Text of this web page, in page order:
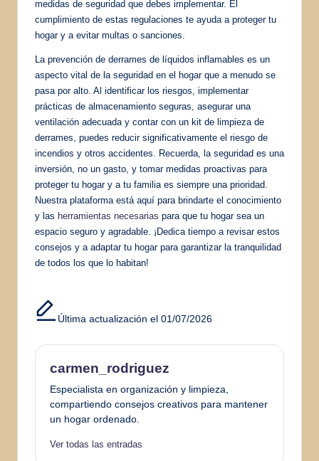
medidas de seguridad que debes implementar. El
cumplimiento de estas regulaciones te ayuda a proteger tu
hogar y a evitar multas o sanciones.
La prevención de derrames de líquidos inflamables es un
aspecto vital de la seguridad en el hogar que a menudo se
pasa por alto. Al identificar los riesgos, implementar
prácticas de almacenamiento seguras, asegurar una
ventilación adecuada y contar con un kit de limpieza de
derrames, puedes reducir significativamente el riesgo de
incendios y otros accidentes. Recuerda, la seguridad es una
inversión, no un gasto, y tomar medidas proactivas para
proteger tu hogar y a tu familia es siempre una prioridad.
Nuestra plataforma está aquí para brindarte el conocimiento
y las herramientas necesarias para que tu hogar sea un
espacio seguro y agradable. ¡Dedica tiempo a revisar estos
consejos y a adaptar tu hogar para garantizar la tranquilidad
de todos los que lo habitan!
Última actualización el 01/07/2026
carmen_rodriguez
Especialista en organización y limpieza,
compartiendo consejos creativos para mantener
un hogar ordenado.
Ver todas las entradas